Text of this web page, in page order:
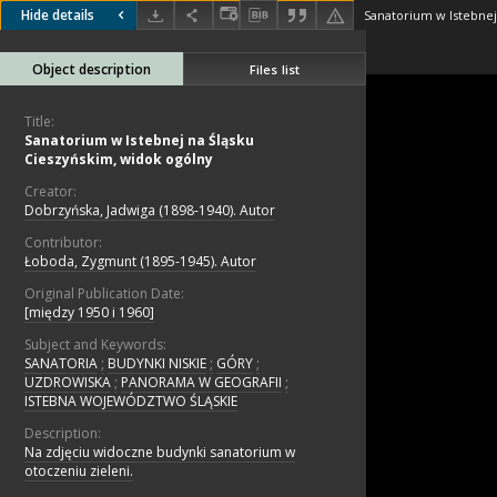
Hide details
Object description Files list
Title:
Sanatorium w Istebnej na Śląsku
Cieszyńskim, widok ogólny
Creator:
Dobrzyńska, Jadwiga (1898-1940). Autor
Contributor:
Łoboda, Zygmunt (1895-1945). Autor
Original Publication Date:
[między 1950 i 1960]
Subject and Keywords:
SANATORIA ; BUDYNKI NISKIE ; GÓRY ;
UZDROWISKA ; PANORAMA W GEOGRAFII ;
ISTEBNA WOJEWÓDZTWO ŚLĄSKIE
Description:
Na zdjęciu widoczne budynki sanatorium w
otoczeniu zieleni.